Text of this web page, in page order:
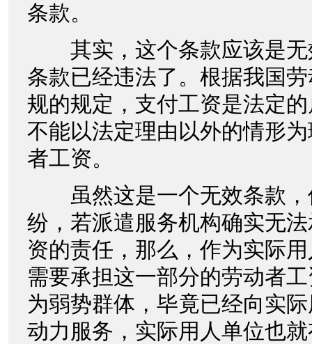
条款。
其实，这个条款应该是无
条款已经违法了。根据我国
规的规定，支付工资是法定
不能以法定理由以外的情形
者工资。
虽然这是一个无效条款，
纷，若派遣服务机构确实无
资的责任，那么，作为实际
需要承担这一部分的劳动者
为弱势群体，毕竟已经向实
动力服务，实际用人单位也